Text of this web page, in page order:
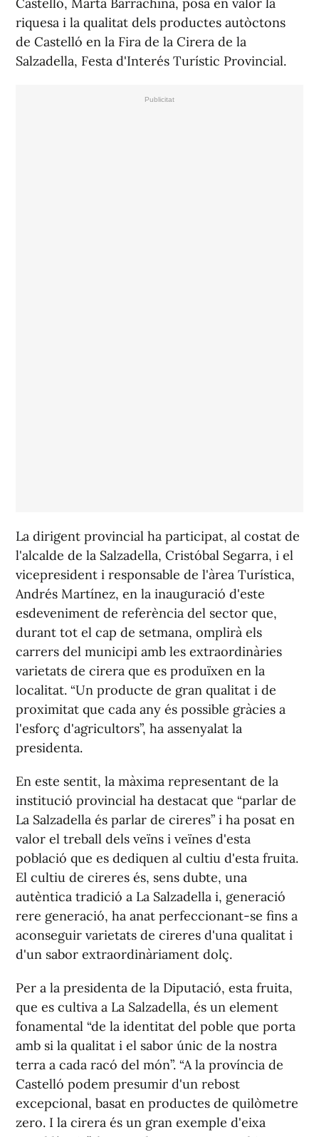
Castelló, Marta Barrachina, posa en valor la
riquesa i la qualitat dels productes autòctons
de Castelló en la Fira de la Cirera de la
Salzadella, Festa d'Interés Turístic Provincial.
La dirigent provincial ha participat, al costat de
l'alcalde de la Salzadella, Cristóbal Segarra, i el
vicepresident i responsable de l'àrea Turística,
Andrés Martínez, en la inauguració d'este
esdeveniment de referència del sector que,
durant tot el cap de setmana, omplirà els
carrers del municipi amb les extraordinàries
varietats de cirera que es produïxen en la
localitat. “Un producte de gran qualitat i de
proximitat que cada any és possible gràcies a
l'esforç d'agricultors”, ha assenyalat la
presidenta.
En este sentit, la màxima representant de la
institució provincial ha destacat que “parlar de
La Salzadella és parlar de cireres” i ha posat en
valor el treball dels veïns i veïnes d'esta
població que es dediquen al cultiu d'esta fruita.
El cultiu de cireres és, sens dubte, una
autèntica tradició a La Salzadella i, generació
rere generació, ha anat perfeccionant-se fins a
aconseguir varietats de cireres d'una qualitat i
d'un sabor extraordinàriament dolç.
Per a la presidenta de la Diputació, esta fruita,
que es cultiva a La Salzadella, és un element
fonamental “de la identitat del poble que porta
amb si la qualitat i el sabor únic de la nostra
terra a cada racó del món”. “A la província de
Castelló podem presumir d'un rebost
excepcional, basat en productes de quilòmetre
zero. I la cirera és un gran exemple d'eixa